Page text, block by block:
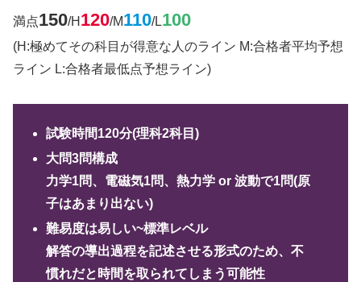
満点150/H 120/M110/L100
(H:極めてその科目が得意な人のライン M:合格者平均予想
ライン L:合格者最低点予想ライン)
試験時間120分(理科2科目)
大問3問構成
力学1問、電磁気1問、熱力学 or 波動で1問(原
子はあまり出ない)
難易度は易しい~標準レベル
解答の導出過程を記述させる形式のため、不
慣れだと時間を取られてしまう可能性